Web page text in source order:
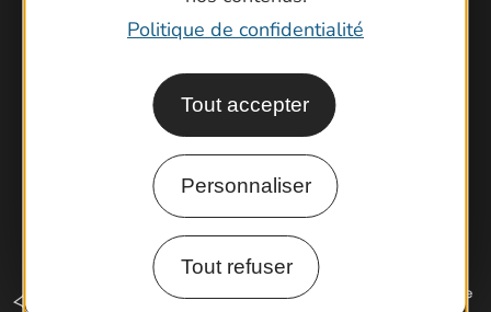
Politique de confidentialité
Tout accepter
Personnaliser
Tout refuser
Cartoguides et Topoguides
Latitude Gard